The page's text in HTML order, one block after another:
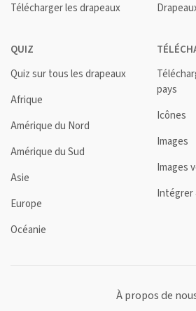
Télécharger les drapeaux
QUIZ
Quiz sur tous les drapeaux
Afrique
Amérique du Nord
Amérique du Sud
Asie
Europe
Océanie
pays
Icônes
Images
Images
Intégrer
À propos de